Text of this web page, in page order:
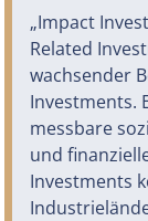
„Impact
Related
wachsender
Investments.
messbare
und
Investments